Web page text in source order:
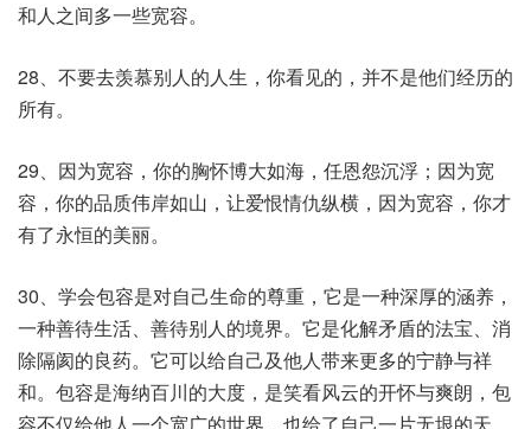
和人之间多一些宽容。
28、不要去羡慕别人的人生，你看见的，并不是他们经历的
所有。
29、因为宽容，你的胸怀博大如海，任恩怨沉浮；因为宽
容，你的品质伟岸如山，让爱恨情仇纵横，因为宽容，你才
有了永恒的美丽。
30、学会包容是对自己生命的尊重，它是一种深厚的涵养，
一种善待生活、善待别人的境界。它是化解矛盾的法宝、消
除隔阂的良药。它可以给自己及他人带来更多的宁静与祥
和。包容是海纳百川的大度，是笑看风云的开怀与爽朗，包